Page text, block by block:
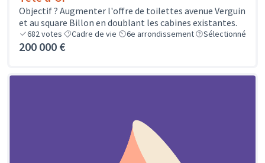
Objectif ? Augmenter l'offre de toilettes avenue Verguin
et au square Billon en doublant les cabines existantes.
682votes Cadre de vie 6e arrondissement Sélectionné
200 000 €